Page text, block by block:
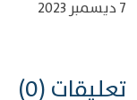
7 ديسمبر 2023
تعليقات (0)